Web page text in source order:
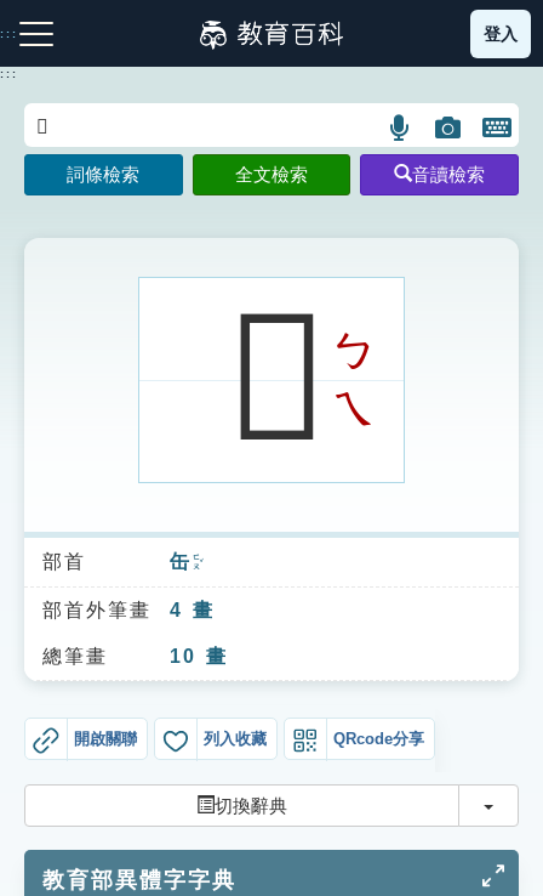
到
主
:::
注音索引圖示 筆畫索引圖示 部首索引表圖示
索引選單
知識索引
單字索引
登入
:::
語
言
搜
示
圖
片
搜
開
鍵
圖
詞條檢索 全文檢索 音讀檢索
𦈧ㄅ
ㄟ
部首 缶 ㄈㄡˇ
部首外筆畫 4 畫
總筆畫 10 畫
開啟關聯 列入收藏 QRcode分享
切換辭典 切換
教育部異體字字典